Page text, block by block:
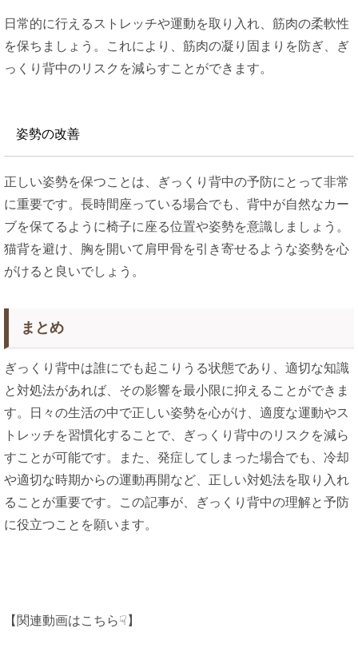
日常的に行えるストレッチや運動を取り入れ、筋肉の柔軟性
を保ちましょう。これにより、筋肉の凝り固まりを防ぎ、ぎ
っくり背中のリスクを減らすことができます​。
姿勢の改善
正しい姿勢を保つことは、ぎっくり背中の予防にとって非常
に重要です。長時間座っている場合でも、背中が自然なカー
ブを保てるように椅子に座る位置や姿勢を意識しましょう。
猫背を避け、胸を開いて肩甲骨を引き寄せるような姿勢を心
がけると良いでしょう。
まとめ
ぎっくり背中は誰にでも起こりうる状態であり、適切な知識
と対処法があれば、その影響を最小限に抑えることができま
す。日々の生活の中で正しい姿勢を心がけ、適度な運動やス
トレッチを習慣化することで、ぎっくり背中のリスクを減ら
すことが可能です。また、発症してしまった場合でも、冷却
や適切な時期からの運動再開など、正しい対処法を取り入れ
ることが重要です。この記事が、ぎっくり背中の理解と予防
に役立つことを願います。
【関連動画はこちら☟】